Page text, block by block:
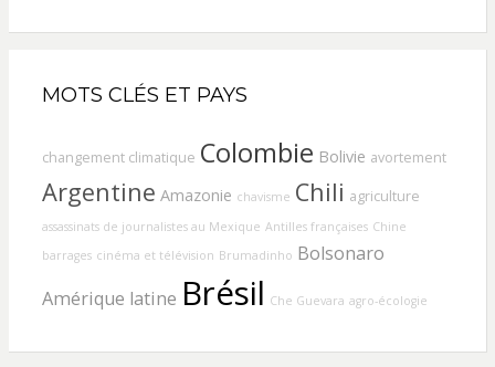
MOTS CLÉS ET PAYS
changement climatique Colombie Bolivie avortement
Argentine Amazonie chavisme Chili agriculture
assassinats de journalistes au Mexique Antilles françaises Chine
barrages cinéma et télévision Brumadinho Bolsonaro
Amérique latine Brésil Che Guevara agro-écologie